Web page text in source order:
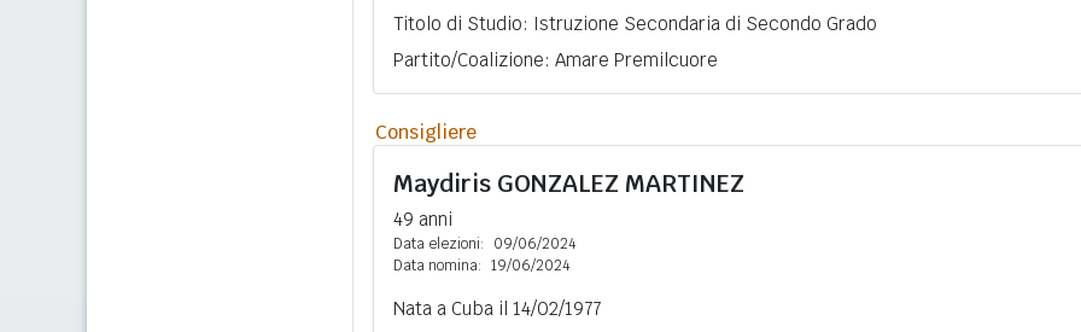
Titolo di Studio: Istruzione Secondaria di Secondo Grado
Partito/Coalizione: Amare Premilcuore
Consigliere
Maydiris GONZALEZ MARTINEZ
49 anni
Data elezioni:
09/06/2024
Data nomina: 19/06/2024
Nata a Cuba il 14/02/1977